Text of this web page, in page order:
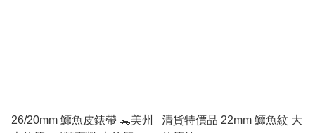
26/20mm 鱷魚皮錶帶 🐊美州
清貨特價品 22mm 鱷魚紋 大